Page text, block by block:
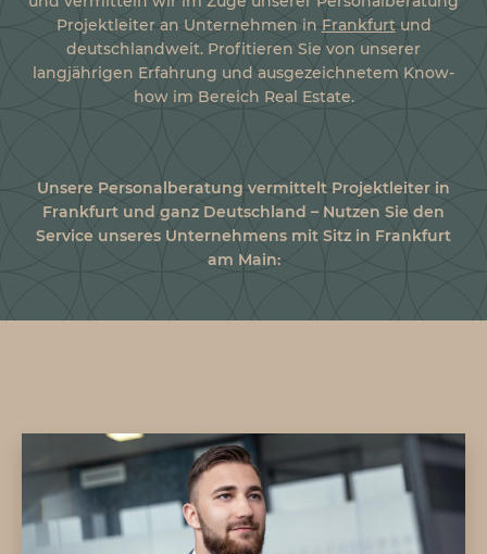
Projektleiter an Unternehmen in Frankfurtund
deutschlandweit. Profitieren Sie von unserer
langjährigen Erfahrung und ausgezeichnetem Know-
how im Bereich Real Estate.
Unsere Personalberatung vermittelt Projektleiter in
Frankfurt und ganz Deutschland – Nutzen Sie den
Service unseres Unternehmens mit Sitz in Frankfurt
am Main: